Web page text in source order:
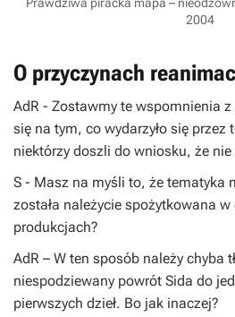
2004
O przyczynach
AdR - Zostawmy te wspomnienia
się na tym, co wydarzyło się przez
niektórzy doszli do wniosku, że nie
S - Masz na myśli to, że tematyka
została należycie spożytkowana
produkcjach?
AdR – W ten sposób należy chyba
niespodziewany powrót Sida do
pierwszych dzieł. Bo jak inaczej?